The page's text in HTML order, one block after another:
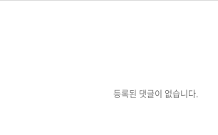
등록된 댓글이 없습니다.